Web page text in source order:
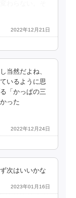
わらない。そ
2022年12月21日
当然だよね、
いるように思
「かっぱの三
った
2022年12月24日
次はいいかな
2023年01月16日